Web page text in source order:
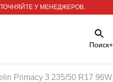
У МЕНЕДЖЕРОВ.
Поиск
Primacy 3 235/50 R17 96W